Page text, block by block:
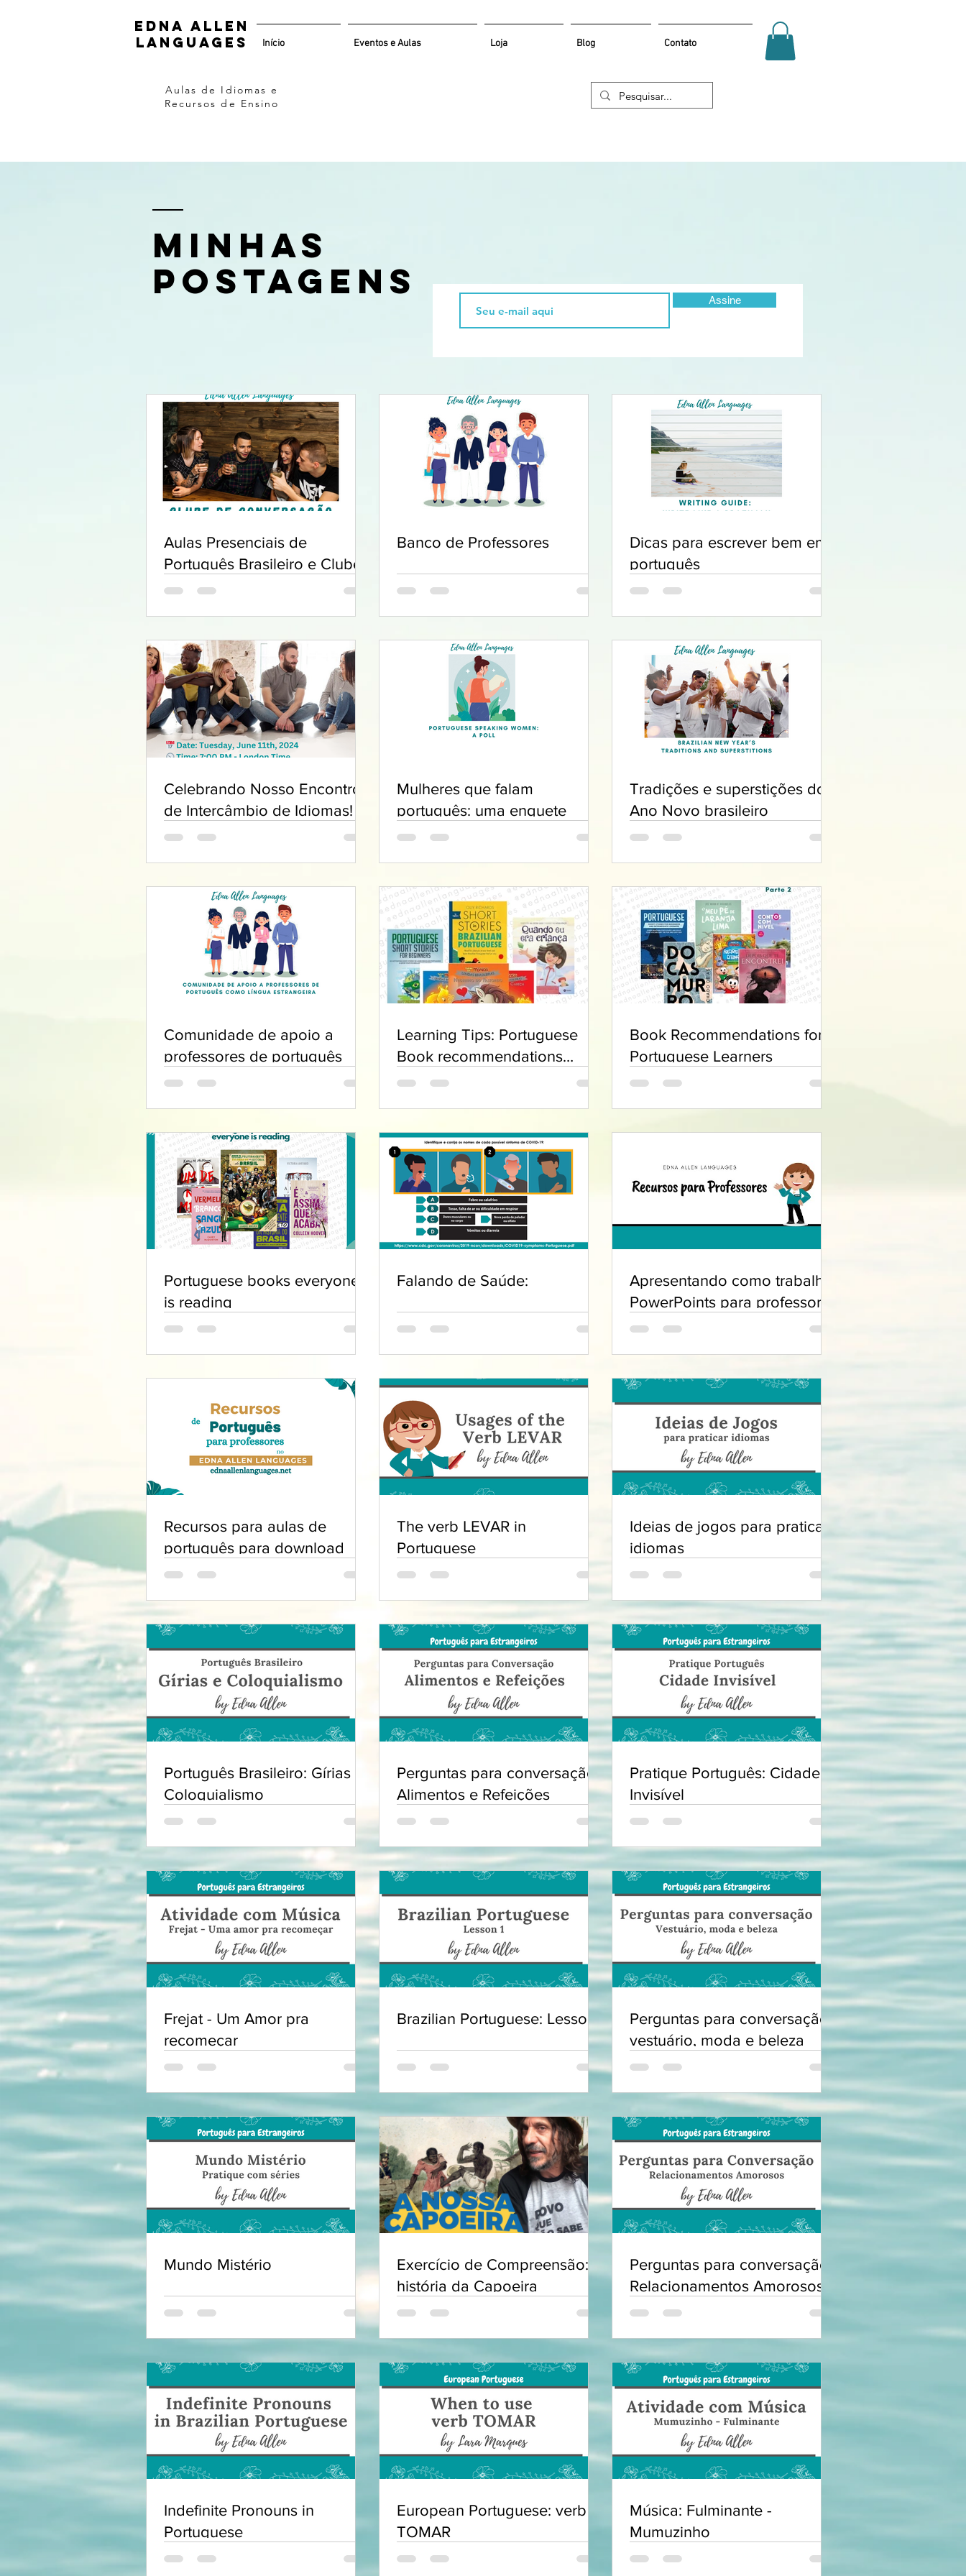
Edna Allen
Languages
Início Eventos e Aulas Loja Blog Contato
Aulas de Idiomas e
Recursos de Ensino
Minhas
postagens
Assine
Aulas Presenciais de
Português Brasileiro e Clube
de Conversação
Banco de Professores
Dicas para escrever bem em
português
Celebrando Nosso Encontro
de Intercâmbio de Idiomas!
Mulheres que falam
português: uma enquete
Tradições e superstições do
Ano Novo brasileiro
Comunidade de apoio a
professores de português
Learning Tips: Portuguese
Book recommendations
Beginners
Book Recommendations for
Portuguese Learners
Portuguese books everyone
is reading
Falando de Saúde:
Apresentando como trabalhar
PowerPoints para professores
Recursos para aulas de
português para download
The verb LEVAR in
Portuguese
Ideias de jogos para praticar
idiomas
Português Brasileiro: Gírias e
Coloquialismo
Perguntas para conversação:
Alimentos e Refeições
Pratique Português: Cidade
Invisível
Frejat - Um Amor pra
recomeçar
Brazilian Portuguese: Lesson 1
Perguntas para conversação:
vestuário, moda e beleza
Mundo Mistério
Exercício de Compreensão: A
história da Capoeira
Perguntas para conversação:
Relacionamentos Amorosos
Indefinite Pronouns in
Portuguese
European Portuguese: verb
TOMAR
Música: Fulminante -
Mumuzinho